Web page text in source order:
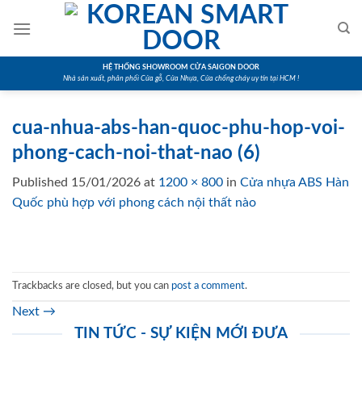
HỆ THỐNG SHOWROOM CỬA SAIGON DOOR
Nhà sản xuất, phân phối Cửa gỗ, Cửa Nhựa, Cửa chống cháy uy tín tại HCM !
cua-nhua-abs-han-quoc-phu-hop-voi-
phong-cach-noi-that-nao (6)
Published 15/01/2026 at 1200 × 800 in Cửa nhựa ABS Hàn
Quốc phù hợp với phong cách nội thất nào
Trackbacks are closed, but you can post a comment.
Next →
TIN TỨC - SỰ KIỆN MỚI ĐƯA